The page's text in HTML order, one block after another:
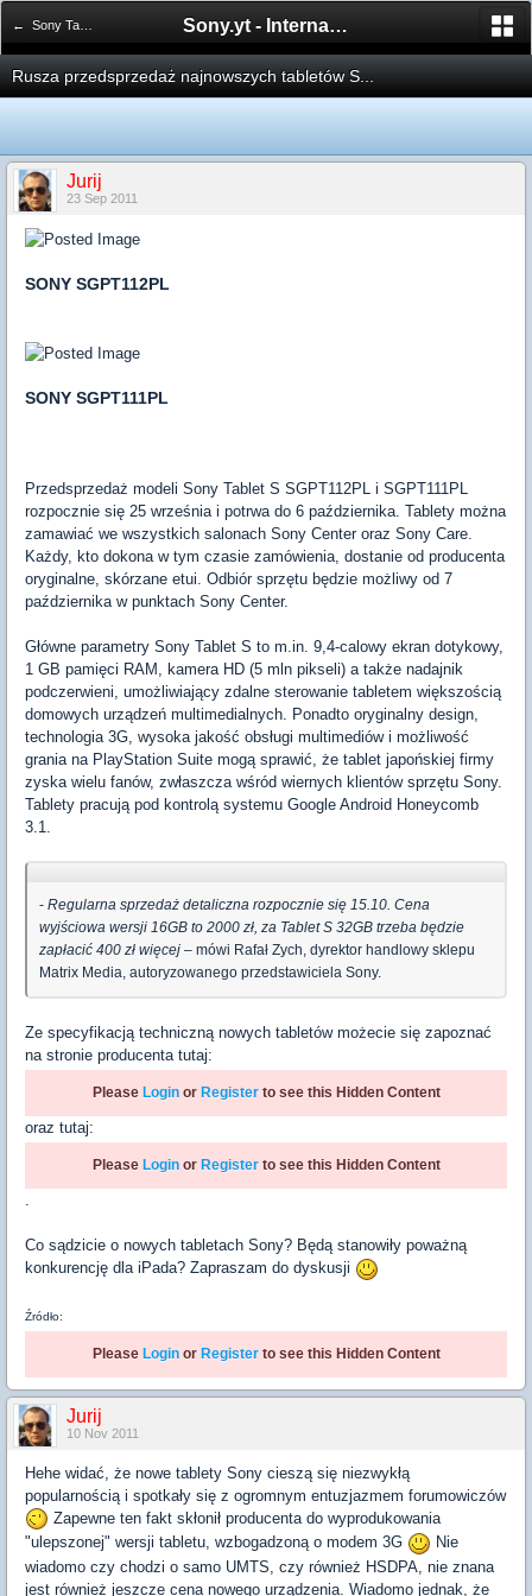
← Sony Tablet Sony.yt - International Sony Forum
Rusza przedsprzedaż najnowszych tabletów S...
Jurij
23 Sep 2011
SONY SGPT112PL
SONY SGPT111PL
Przedsprzedaż modeli Sony Tablet S SGPT112PL i SGPT111PL
rozpocznie się 25 września i potrwa do 6 października. Tablety można
zamawiać we wszystkich salonach Sony Center oraz Sony Care.
Każdy, kto dokona w tym czasie zamówienia, dostanie od producenta
oryginalne, skórzane etui. Odbiór sprzętu będzie możliwy od 7
października w punktach Sony Center.
Główne parametry Sony Tablet S to m.in. 9,4-calowy ekran dotykowy,
1 GB pamięci RAM, kamera HD (5 mln pikseli) a także nadajnik
podczerwieni, umożliwiający zdalne sterowanie tabletem większością
domowych urządzeń multimedialnych. Ponadto oryginalny design,
technologia 3G, wysoka jakość obsługi multimediów i możliwość
grania na PlayStation Suite mogą sprawić, że tablet japońskiej firmy
zyska wielu fanów, zwłaszcza wśród wiernych klientów sprzętu Sony.
Tablety pracują pod kontrolą systemu Google Android Honeycomb
3.1.
- Regularna sprzedaż detaliczna rozpocznie się 15.10. Cena
wyjściowa wersji 16GB to 2000 zł, za Tablet S 32GB trzeba będzie
zapłacić 400 zł więcej – mówi Rafał Zych, dyrektor handlowy sklepu
Matrix Media, autoryzowanego przedstawiciela Sony.
Ze specyfikacją techniczną nowych tabletów możecie się zapoznać
na stronie producenta tutaj:
Please Loginor Registerto see this Hidden Content
oraz tutaj:
Please Loginor Registerto see this Hidden Content
.
Co sądzicie o nowych tabletach Sony? Będą stanowiły poważną
konkurencję dla iPada? Zapraszam do dyskusji
Źródło:
Please Loginor Registerto see this Hidden Content
Jurij
10 Nov 2011
Hehe widać, że nowe tablety Sony cieszą się niezwykłą
popularnością i spotkały się z ogromnym entuzjazmem forumowiczów
Zapewne ten fakt skłonił producenta do wyprodukowania
"ulepszonej" wersji tabletu, wzbogadzoną o modem 3G
Nie
wiadomo czy chodzi o samo UMTS, czy również HSDPA, nie znana
jest również jeszcze cena nowego urządzenia. Wiadomo jednak, że